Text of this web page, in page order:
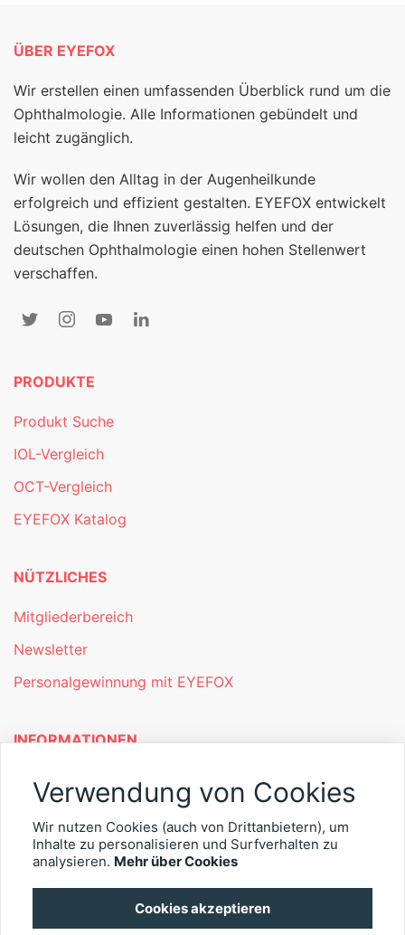
ÜBER EYEFOX
Wir erstellen einen umfassenden Überblick rund um die
Ophthalmologie. Alle Informationen gebündelt und
leicht zugänglich.
Wir wollen den Alltag in der Augenheilkunde
erfolgreich und effizient gestalten. EYEFOX entwickelt
Lösungen, die Ihnen zuverlässig helfen und der
deutschen Ophthalmologie einen hohen Stellenwert
verschaffen.
PRODUKTE
Produkt Suche
IOL-Vergleich
OCT-Vergleich
EYEFOX Katalog
NÜTZLICHES
Mitgliederbereich
Newsletter
Personalgewinnung mit EYEFOX
INFORMATIONEN
Was ist EYEFOX – Ihre Möglichkeiten
Kontakt
Verwendung von Cookies
Wir nutzen Cookies (auch von Drittanbietern), um
Inhalte zu personalisieren und Surfverhalten zu
analysieren. Mehr über Cookies
Cookies akzeptieren